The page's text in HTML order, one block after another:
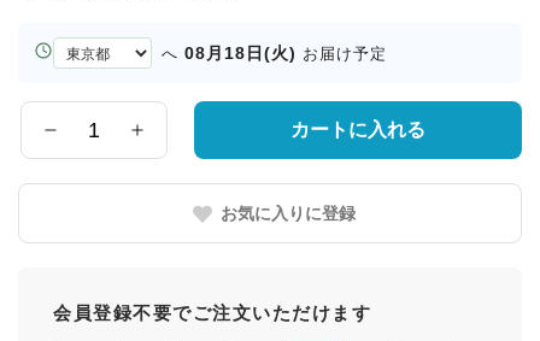
お
届
県
へ 08月18日(火) お届け予定
量
カートに入れる
お気に入りに登録
会員登録不要でご注文いただけます